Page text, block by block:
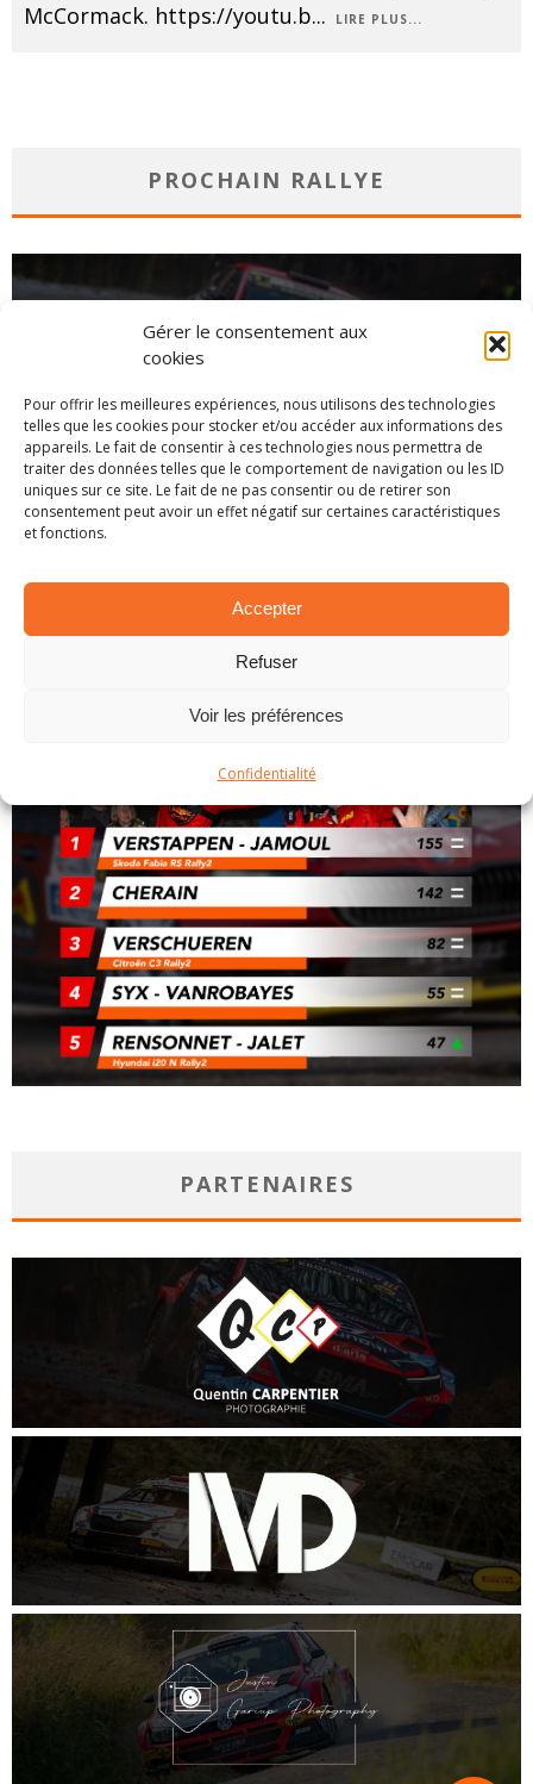
Gérer le consentement aux
cookies
Pour offrir les meilleures expériences, nous utilisons des technologies
telles que les cookies pour stocker et/ou accéder aux informations des
appareils. Le fait de consentir à ces technologies nous permettra de
traiter des données telles que le comportement de navigation ou les ID
uniques sur ce site. Le fait de ne pas consentir ou de retirer son
consentement peut avoir un effet négatif sur certaines caractéristiques
et fonctions.
Accepter
Refuser
Voir les préférences
Confidentialité
McCormack. https://youtu.b... LIRE PLUS...
PROCHAIN RALLYE
PARTENAIRES